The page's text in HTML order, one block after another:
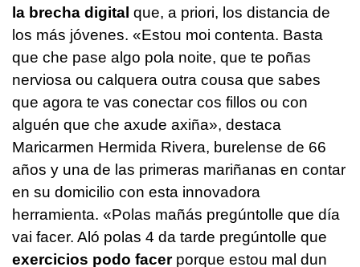
la brecha digital que, a priori, los distancia de
los más jóvenes. «Estou moi contenta. Basta
que che pase algo pola noite, que te poñas
nerviosa ou calquera outra cousa que sabes
que agora te vas conectar cos fillos ou con
alguén que che axude axiña», destaca
Maricarmen Hermida Rivera, burelense de 66
años y una de las primeras mariñanas en contar
en su domicilio con esta innovadora
herramienta. «Polas mañás pregúntolle que día
vai facer. Aló polas 4 da tarde pregúntolle que
exercicios podo facerporque estou mal dun